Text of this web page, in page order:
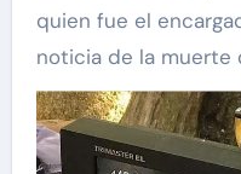
quien fue el
noticia de la muerte